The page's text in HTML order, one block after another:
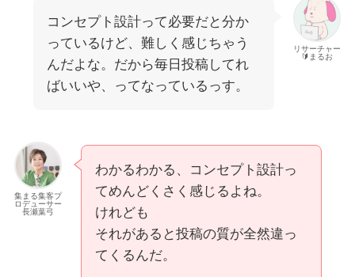
リサーチャー
🔰まるお
コンセプト設計って必要だと分か
っているけど、難しく感じちゃう
んだよな。だから毎日投稿してれ
ばいいや、ってなっているっす。
集まる集客プ
ロデューサー
長瀬葉弓
わかるわかる、コンセプト設計っ
てめんどくさく感じるよね。
けれども
それがあると投稿の質が全然違っ
てくるんだ。